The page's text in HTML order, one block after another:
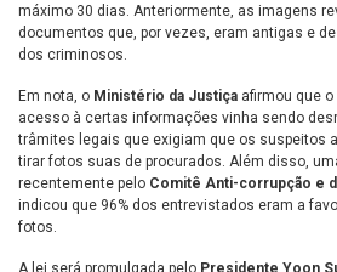
máximo 30 dias. Anteriormente, as imagens
documentos que, por vezes, eram antigas e
dos criminosos.
Em nota, o Ministério da Justiça afirmou que
acesso à certas informações vinha sendo
trâmites legais que exigiam que os suspeitos
tirar fotos suas de procurados. Além disso,
recentemente pelo Comitê Anti-corrupção e
indicou que 96% dos entrevistados eram a
fotos.
A lei será promulgada pelo Presidente Yoon